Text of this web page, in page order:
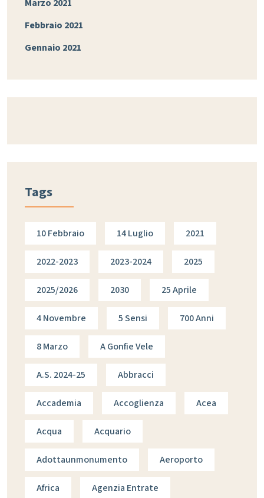
Marzo 2021
Febbraio 2021
Gennaio 2021
Tags
10 Febbraio 14 Luglio 2021
2022-2023 2023-2024 2025
2025/2026 2030 25 Aprile
4 Novembre 5 Sensi 700 Anni
8 Marzo A Gonfie Vele
A.s. 2024-25 Abbracci
Accademia Accoglienza Acea
Acqua Acquario
Adottaunmonumento Aeroporto
Africa Agenzia Entrate